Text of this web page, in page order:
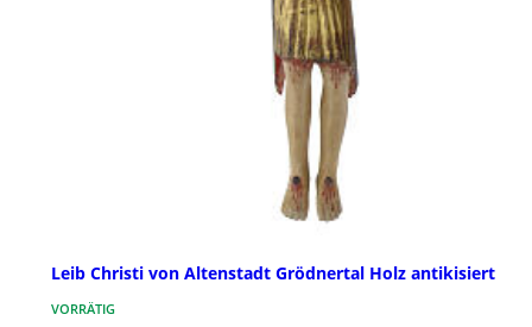
Leib Christi von Altenstadt Grödnertal Holz antikisiert
VORRÄTIG